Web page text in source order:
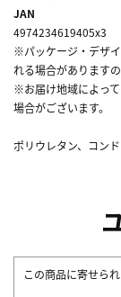
JAN
4974234619405x3
※パッケージ・デザ
れる場合があります
※お届け地域によっ
場合がございます。
ポリウレタン、コン
この商品に寄せら